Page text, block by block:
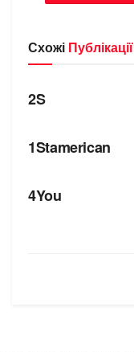
Схожі Публікації
БРЕНДИ
2S
1Stamerican
4You